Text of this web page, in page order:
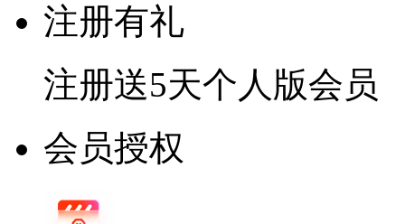
注册有礼
注册送5天个人版会员
会员授权